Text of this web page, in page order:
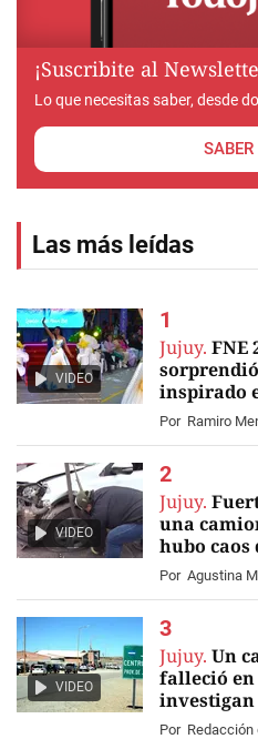
¡Suscribite al
Lo que necesitas saber, desde
Las más leídas
VIDEO
Jujuy. FNE
inspirado
Por Ramiro
VIDEO
Jujuy.
una
hubo caos
Por Agustina
VIDEO
Jujuy. Un
falleció en
investigan
Por Redacción